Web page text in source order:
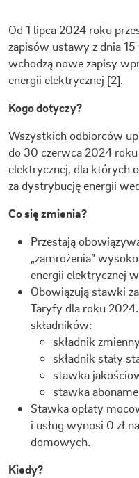
Od 1 lipca 2024 roku
zapisów ustawy z dnia
wchodzą nowe zapisy
energii elektrycznej [2].
Kogo dotyczy?
Wszystkich odbiorców
do 30 czerwca 2024
elektrycznej, dla których
za dystrybucję energii
Co się zmienia?
Przestają
„zamrożenia”
energii elektrycznej
Obowiązują stawki
Taryfy dla roku
składników:
składnik
składnik stały
stawka
stawka
Stawka opłaty
i usług wynosi 0 zł
domowych.
Kiedy?